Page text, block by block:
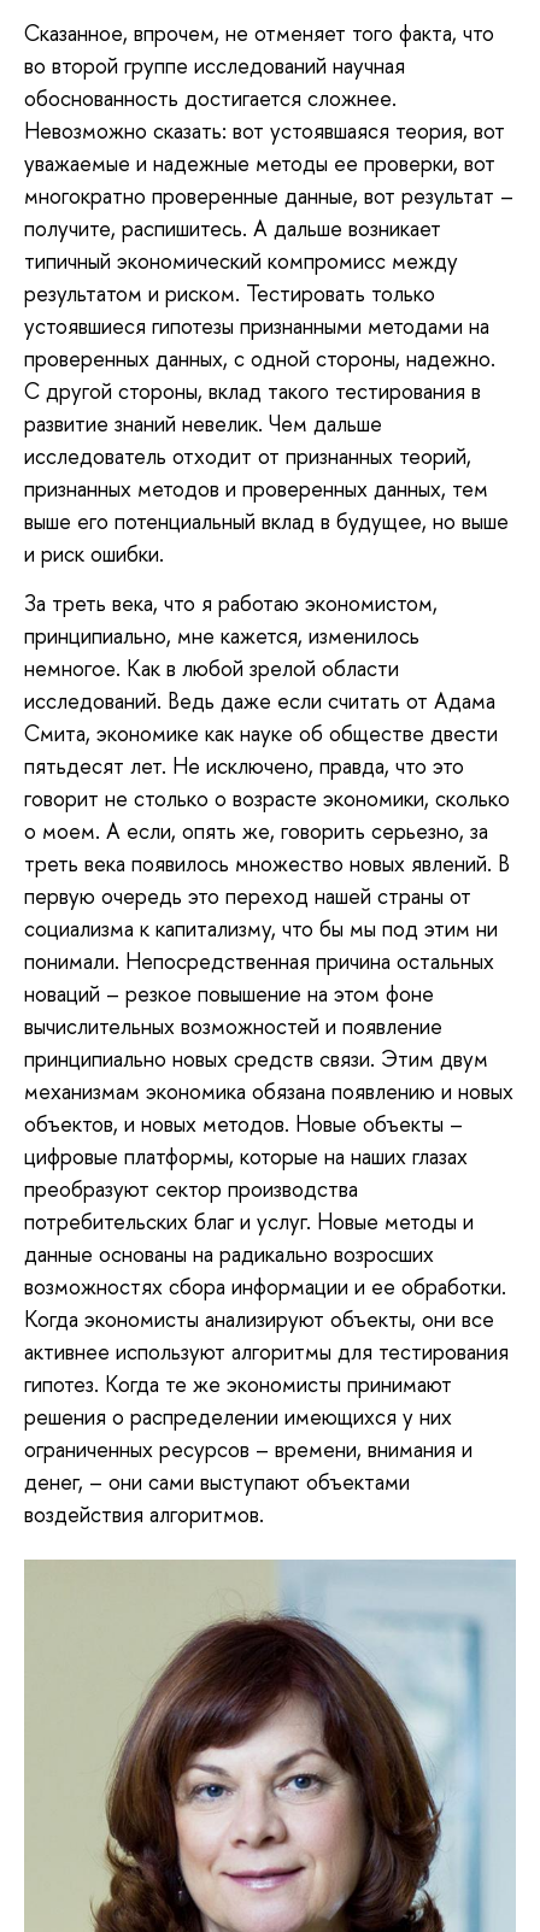
Сказанное, впрочем, не отменяет того факта, что
во второй группе исследований научная
обоснованность достигается сложнее.
Невозможно сказать: вот устоявшаяся теория, вот
уважаемые и надежные методы ее проверки, вот
многократно проверенные данные, вот результат –
получите, распишитесь. А дальше возникает
типичный экономический компромисс между
результатом и риском. Тестировать только
устоявшиеся гипотезы признанными методами на
проверенных данных, с одной стороны, надежно.
С другой стороны, вклад такого тестирования в
развитие знаний невелик. Чем дальше
исследователь отходит от признанных теорий,
признанных методов и проверенных данных, тем
выше его потенциальный вклад в будущее, но выше
и риск ошибки.
За треть века, что я работаю экономистом,
принципиально, мне кажется, изменилось
немногое. Как в любой зрелой области
исследований. Ведь даже если считать от Адама
Смита, экономике как науке об обществе двести
пятьдесят лет. Не исключено, правда, что это
говорит не столько о возрасте экономики, сколько
о моем. А если, опять же, говорить серьезно, за
треть века появилось множество новых явлений. В
первую очередь это переход нашей страны от
социализма к капитализму, что бы мы под этим ни
понимали. Непосредственная причина остальных
новаций – резкое повышение на этом фоне
вычислительных возможностей и появление
принципиально новых средств связи. Этим двум
механизмам экономика обязана появлению и новых
объектов, и новых методов. Новые объекты –
цифровые платформы, которые на наших глазах
преобразуют сектор производства
потребительских благ и услуг. Новые методы и
данные основаны на радикально возросших
возможностях сбора информации и ее обработки.
Когда экономисты анализируют объекты, они все
активнее используют алгоритмы для тестирования
гипотез. Когда те же экономисты принимают
решения о распределении имеющихся у них
ограниченных ресурсов – времени, внимания и
денег, – они сами выступают объектами
воздействия алгоритмов.